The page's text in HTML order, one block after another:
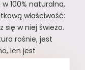
100% naturalna,
właściwość:
się w niej świeżo.
rośnie, jest
len jest